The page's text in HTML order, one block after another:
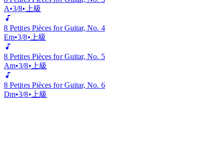
8 Petites Pièces for Guitar, No. 3
A•3/8•上級
8 Petites Pièces for Guitar, No. 4
Em•3/8• 上級
8 Petites Pièces for Guitar, No. 5
Am•3/8• 上級